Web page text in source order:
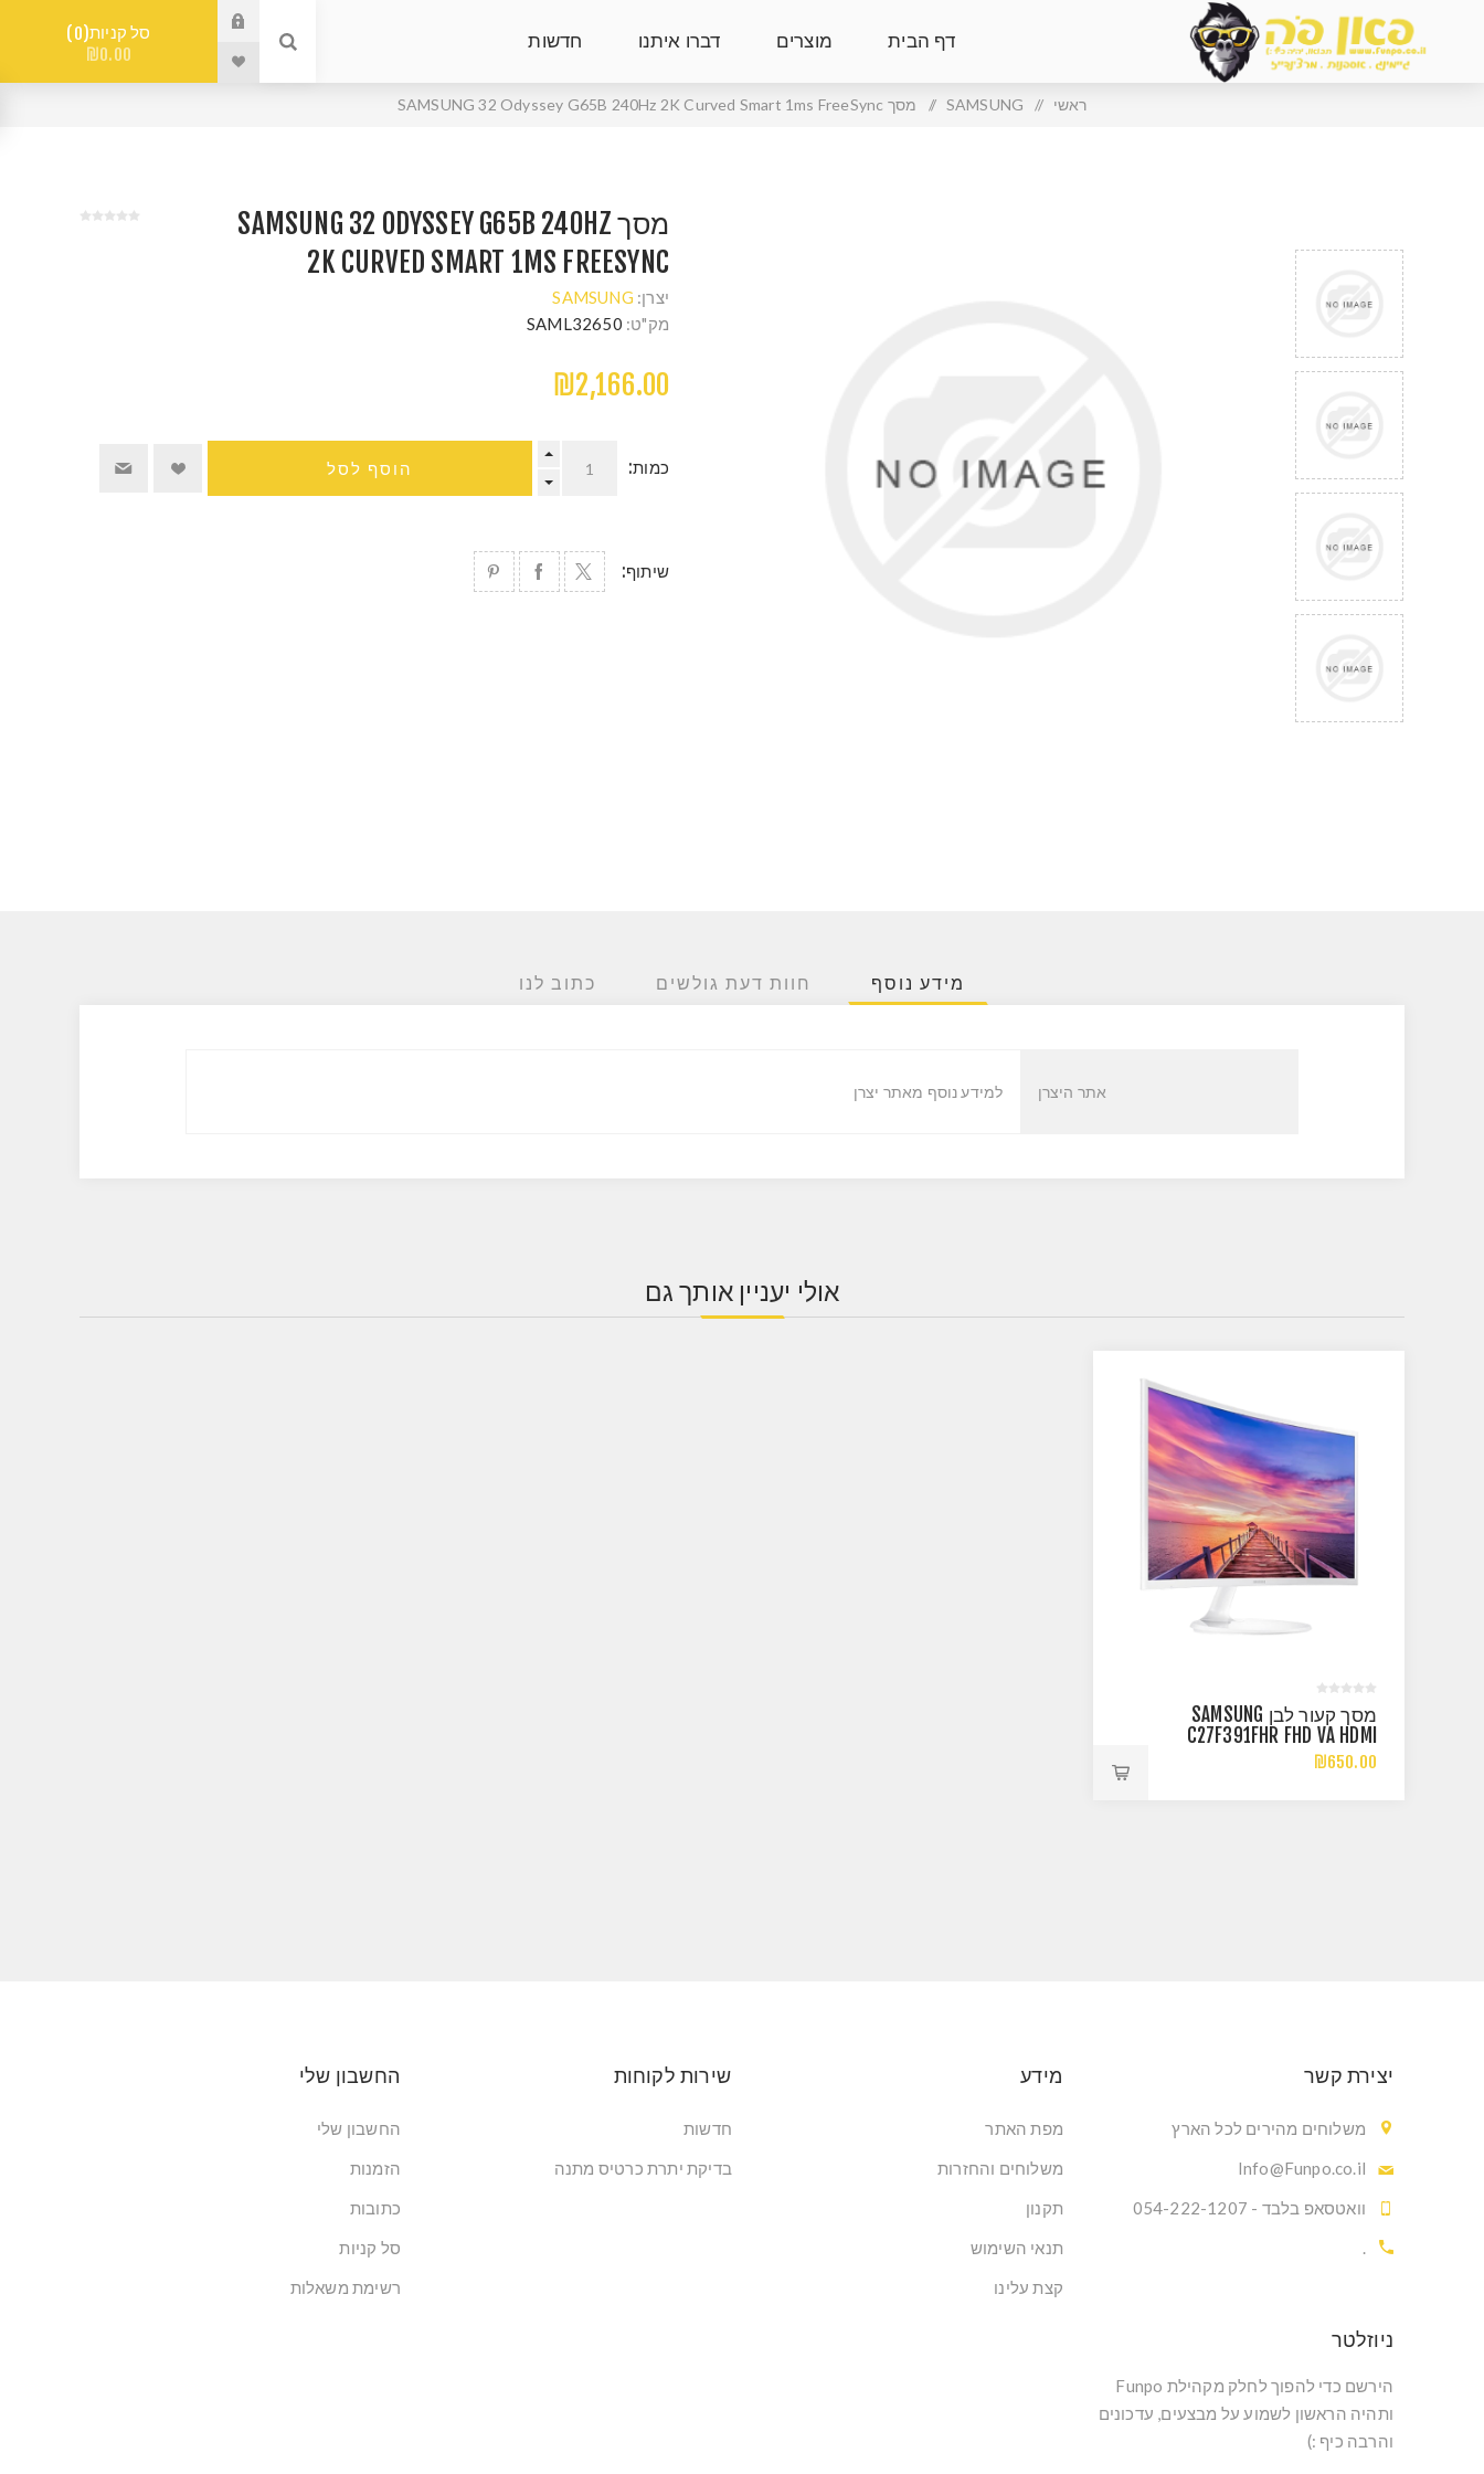
דף הבית מוצרים דברו איתנו חדשות סל קניות 0
₪0.00
ראשי /
SAMSUNG
/ מסך SAMSUNG 32 Odyssey G65B 240Hz 2K Curved Smart 1ms FreeSync
מסך SAMSUNG 32 ODYSSEY G65B 240HZ
2K CURVED SMART 1MS FREESYNC
יצרן: SAMSUNG
מק"ט: SAML32650
₪2,166.00
כמות: הוסף לסל
שיתוף:
מידע נוסף חוות דעת גולשים כתוב לנו
אתר היצרן למידע נוסף מאתר יצרן
אולי יעניין אותך גם
מסך קעור לבן SAMSUNG
C27F391FHR FHD VA HDMI
VGA 4MS
₪650.00
יצירת קשר
משלוחים מהירים לכל הארץ
Info@Funpo.co.il
וואטסאפ בלבד - 054-222-1207
.
מידע
מפת האתר
משלוחים והחזרות
תקנון
תנאי השימוש
קצת עלינו
שירות לקוחות
חדשות
בדיקת יתרת כרטיס מתנה
החשבון שלי
החשבון שלי
הזמנות
כתובות
סל קניות
רשימת משאלות
ניוזלטר
הירשם כדי להפוך לחלק מקהילת Funpo
ותהיה הראשון לשמוע על מבצעים, עדכונים
והרבה כיף :)